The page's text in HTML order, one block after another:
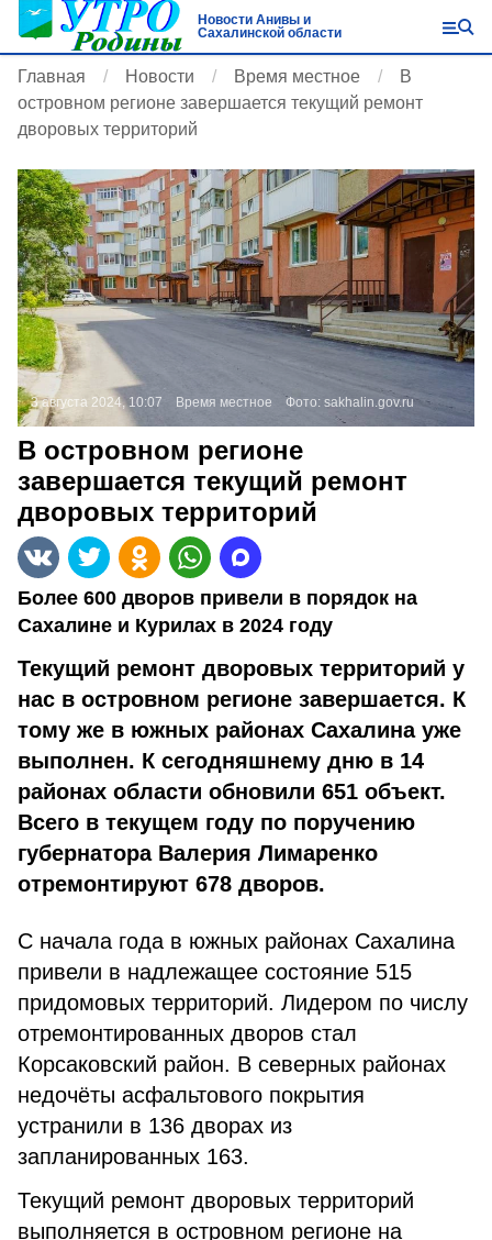
Новости Анивы и
Сахалинской области
Главная Новости Время местное
В
островном регионе завершается текущий ремонт
дворовых территорий
3 августа 2024, 10:07 Время местное Фото: sakhalin.gov.ru
В островном регионе
завершается текущий ремонт
дворовых территорий
Более 600 дворов привели в порядок на
Сахалине и Курилах в 2024 году
Текущий ремонт дворовых территорий у
нас в островном регионе завершается. К
тому же в южных районах Сахалина уже
выполнен. К сегодняшнему дню в 14
районах области обновили 651 объект.
Всего в текущем году по поручению
губернатора Валерия Лимаренко
отремонтируют 678 дворов.
С начала года в южных районах Сахалина
привели в надлежащее состояние 515
придомовых территорий. Лидером по числу
отремонтированных дворов стал
Корсаковский район. В северных районах
недочёты асфальтового покрытия
устранили в 136 дворах из
запланированных 163.
Текущий ремонт дворовых территорий
выполняется в островном регионе на